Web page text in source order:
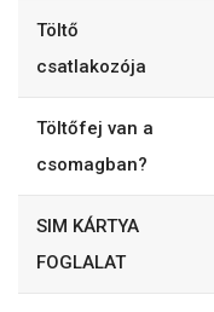
Töltő
csatlakozója
Töltőfej van a
csomagban?
SIM KÁRTYA
FOGLALAT